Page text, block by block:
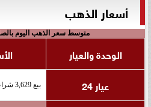
أسعار الذهب
متوسط سعر الذهب اليوم
الوحدة والعيار
عيار 24
بيع 3,629 شراء 3,686